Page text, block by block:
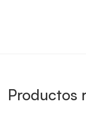
Productos